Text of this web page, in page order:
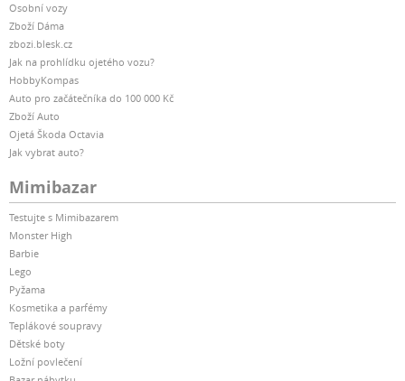
Osobní vozy
Zboží Dáma
zbozi.blesk.cz
Jak na prohlídku ojetého vozu?
HobbyKompas
Auto pro začátečníka do 100 000 Kč
Zboží Auto
Ojetá Škoda Octavia
Jak vybrat auto?
Mimibazar
Testujte s Mimibazarem
Monster High
Barbie
Lego
Pyžama
Kosmetika a parfémy
Teplákové soupravy
Dětské boty
Ložní povlečení